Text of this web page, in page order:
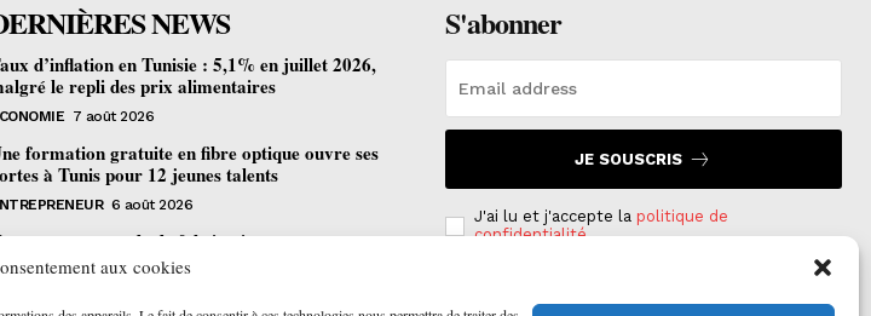
aux cookies
NEWS
d’inflation en Tunisie : 5,1% en juillet 2026,
le repli des prix alimentaires
7 août 2026
formation gratuite en fibre optique ouvre ses
à Tunis pour 12 jeunes talents
6 août 2026
nouveau procédé de fabrication
en flux continu : quelles
S'abonner
JE SOUSCRIS
J'ai lu et j'accepte la politique de
confidentialité.